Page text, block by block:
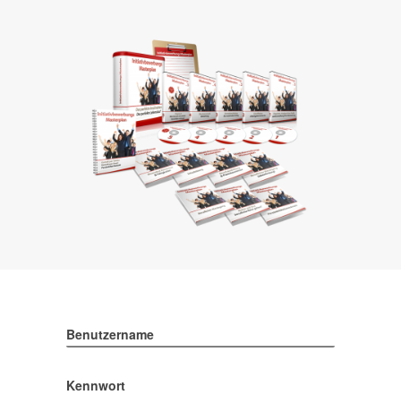
Benutzername
Kennwort